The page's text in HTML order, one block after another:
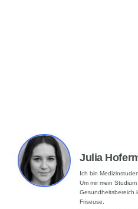
Julia
Ich bin
Um mir mein
Gesundheitsbereich
Friseuse.